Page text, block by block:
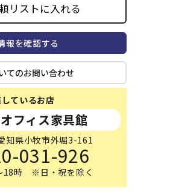
リストに入れる
報を確認する
てのお問い合わせ
ているお店
フィス家具館
知県小牧市外堀3-161
031-926
18時 ※日・祝を除く